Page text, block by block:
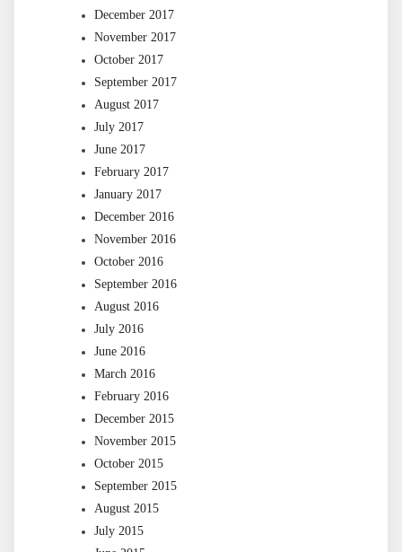
December 2017
November 2017
October 2017
September 2017
August 2017
July 2017
June 2017
February 2017
January 2017
December 2016
November 2016
October 2016
September 2016
August 2016
July 2016
June 2016
March 2016
February 2016
December 2015
November 2015
October 2015
September 2015
August 2015
July 2015